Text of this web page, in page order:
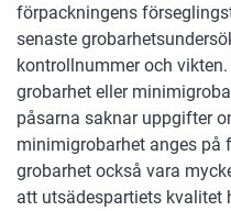
förpackningens
senaste
kontrollnummer och
grobarhet eller
påsarna saknar uppgifter
minimigrobarhet anges på
grobarhet också vara
att utsädespartiets kvalitet